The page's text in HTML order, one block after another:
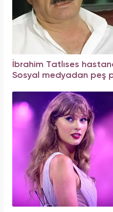
İbrahim Tatlıses
Sosyal medyadan peş